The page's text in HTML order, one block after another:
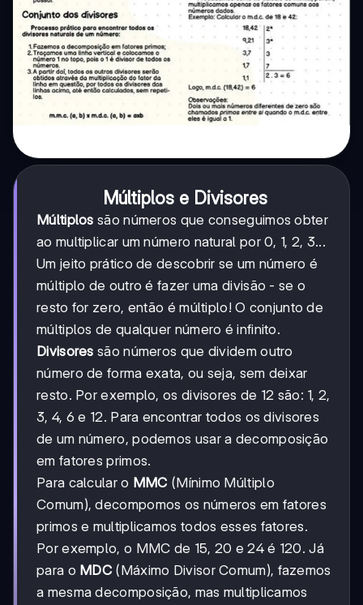
Múltiplos e Divisores
Múltiplos são números que conseguimos obter
ao multiplicar um número natural por 0, 1, 2, 3...
Um jeito prático de descobrir se um número é
múltiplo de outro é fazer uma divisão - se o
resto for zero, então é múltiplo! O conjunto de
múltiplos de qualquer número é infinito.
Divisores são números que dividem outro
número de forma exata, ou seja, sem deixar
resto. Por exemplo, os divisores de 12 são: 1, 2,
3, 4, 6 e 12. Para encontrar todos os divisores
de um número, podemos usar a decomposição
em fatores primos.
Para calcular o MMC (Mínimo Múltiplo
Comum), decompomos os números em fatores
primos e multiplicamos todos esses fatores.
Por exemplo, o MMC de 15, 20 e 24 é 120. Já
para o MDC (Máximo Divisor Comum), fazemos
a mesma decomposição, mas multiplicamos